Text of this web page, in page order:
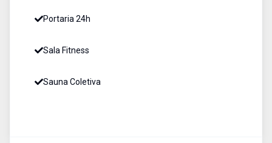
Portaria 24h
Sala Fitness
Sauna Coletiva